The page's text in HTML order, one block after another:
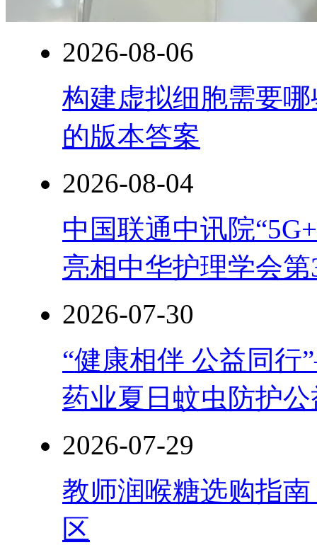
2026-08-06
构建虚拟细胞需要
的版本答案
2026-08-04
中国联通中讯院
亮相中华护理学会
2026-07-30
“健康相伴 公益同
药业夏日蚊虫防护
2026-07-29
教师润喉糖选购指
区